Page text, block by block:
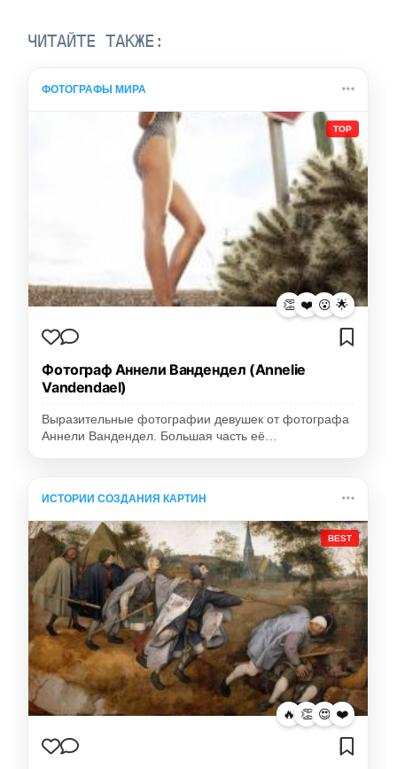
ЧИТАЙТЕ ТАКЖЕ:
ФОТОГРАФЫ МИРА
TOP
👏 ❤️ 😮 🌟
Фотограф Аннели Вандендел (Annelie
Vandendael)
Выразительные фотографии девушек от фотографа
Аннели Вандендел. Большая часть её…
ИСТОРИИ СОЗДАНИЯ КАРТИН
BEST
🔥 👏 😍 ❤️